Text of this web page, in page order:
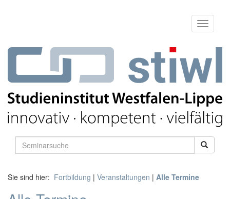
Sie sind hier: Fortbildung | Veranstaltungen | Alle Termine